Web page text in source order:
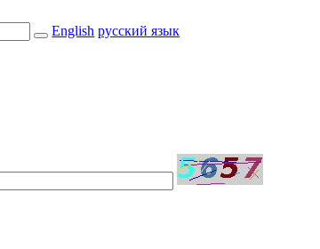
English русский язык